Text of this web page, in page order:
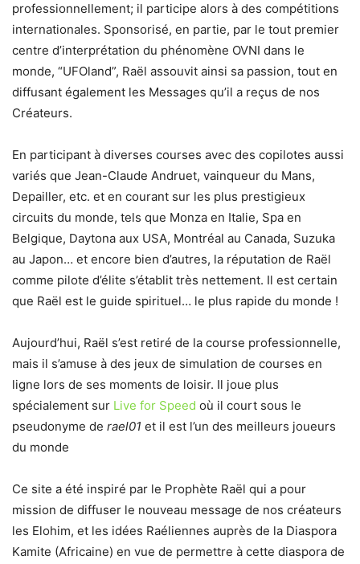
professionnellement; il participe alors à des compétitions
internationales. Sponsorisé, en partie, par le tout premier
centre d’interprétation du phénomène OVNI dans le
monde, “UFOland”, Raël assouvit ainsi sa passion, tout en
diffusant également les Messages qu’il a reçus de nos
Créateurs.
En participant à diverses courses avec des copilotes aussi
variés que Jean-Claude Andruet, vainqueur du Mans,
Depailler, etc. et en courant sur les plus prestigieux
circuits du monde, tels que Monza en Italie, Spa en
Belgique, Daytona aux USA, Montréal au Canada, Suzuka
au Japon… et encore bien d’autres, la réputation de Raël
comme pilote d’élite s’établit très nettement. Il est certain
que Raël est le guide spirituel… le plus rapide du monde !
Aujourd’hui, Raël s’est retiré de la course professionnelle,
mais il s’amuse à des jeux de simulation de courses en
ligne lors de ses moments de loisir. Il joue plus
spécialement sur Live for Speed où il court sous le
pseudonyme de rael01 et il est l’un des meilleurs joueurs
du monde
Ce site a été inspiré par le Prophète Raël qui a pour
mission de diffuser le nouveau message de nos créateurs
les Elohim, et les idées Raéliennes auprès de la Diaspora
Kamite (Africaine) en vue de permettre à cette diaspora de